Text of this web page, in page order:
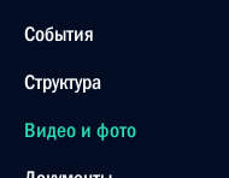
События
Структура
Видео и фото